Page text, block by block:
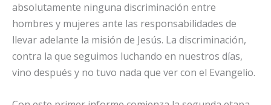
absolutamente ninguna discriminación entre
hombres y mujeres ante las responsabilidades de
llevar adelante la misión de Jesús. La discriminación,
contra la que seguimos luchando en nuestros días,
vino después y no tuvo nada que ver con el Evangelio.